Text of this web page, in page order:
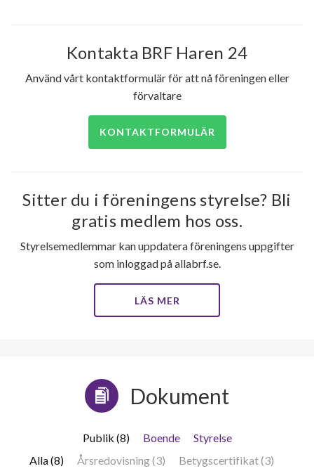
41
Kontakta BRF Haren 24
Använd vårt kontaktformulär för att nå föreningen eller
förvaltare
KONTAKTFORMULÄR
Sitter du i föreningens styrelse? Bli
gratis medlem hos oss.
Styrelsemedlemmar kan uppdatera föreningens uppgifter
som inloggad på allabrf.se.
LÄS MER
Dokument
Publik (8) Boende
Styrelse
Alla (8)
Årsredovisning (3)
Betygscertifikat (3)